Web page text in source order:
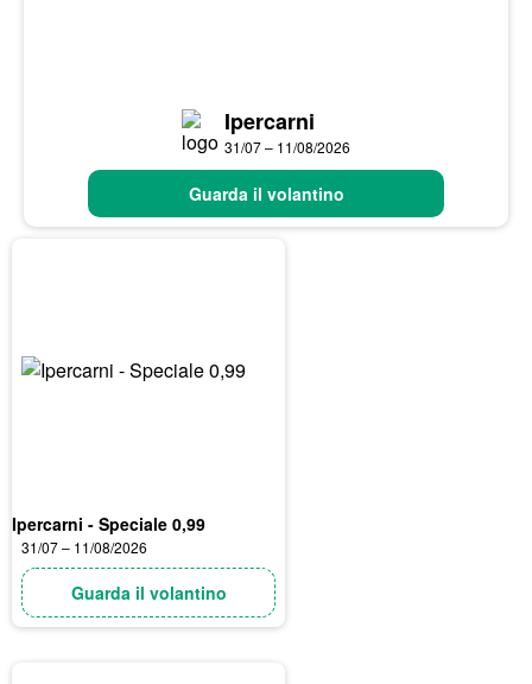
Ipercarni
31/07 – 11/08/2026
Guarda il volantino
Ipercarni - Speciale 0,99
31/07 – 11/08/2026
Guarda il volantino